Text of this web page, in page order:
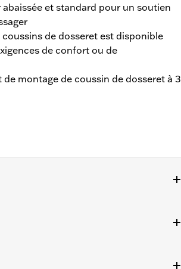
et standard pour un soutien
de dosseret est disponible
de confort ou de
montage de coussin de dosseret à 3
pouf passager ou d'une selle duo et